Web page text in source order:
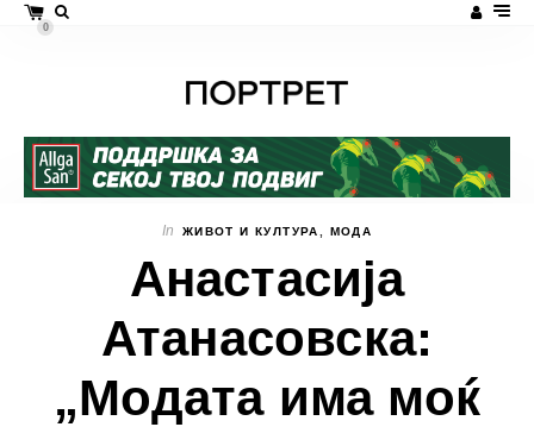
0
In ЖИВОТ И КУЛТУРА МОДА
Анастасија
Атанасовска:
„Модата има моќ